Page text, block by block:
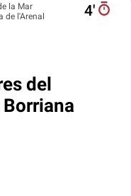
la Mar
de l'Arenal
4′
del